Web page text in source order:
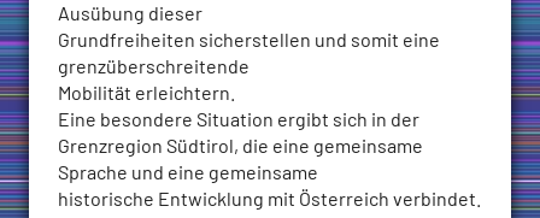
Ausübung dieser
Grundfreiheiten sicherstellen und somit eine
grenzüberschreitende
Mobilität erleichtern.
Eine besondere Situation ergibt sich in der
Grenzregion Südtirol, die eine gemeinsame
Sprache und eine gemeinsame
historische Entwicklung mit Österreich verbindet.